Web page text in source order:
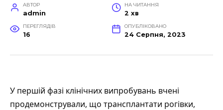
АВТОР
admin
НА ЧИТАННЯ
2 хв
ПЕРЕГЛЯДІВ
16
ОПУБЛІКОВАНО
24 Серпня, 2023
У першій фазі клінічних випробувань вчені
продемонстрували, що трансплантати рогівки,